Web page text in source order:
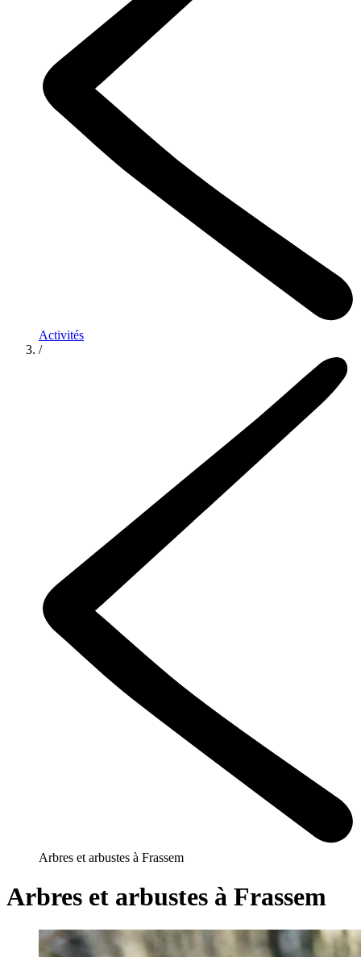
Activités
/
Arbres et arbustes à Frassem
Arbres et arbustes à Frassem